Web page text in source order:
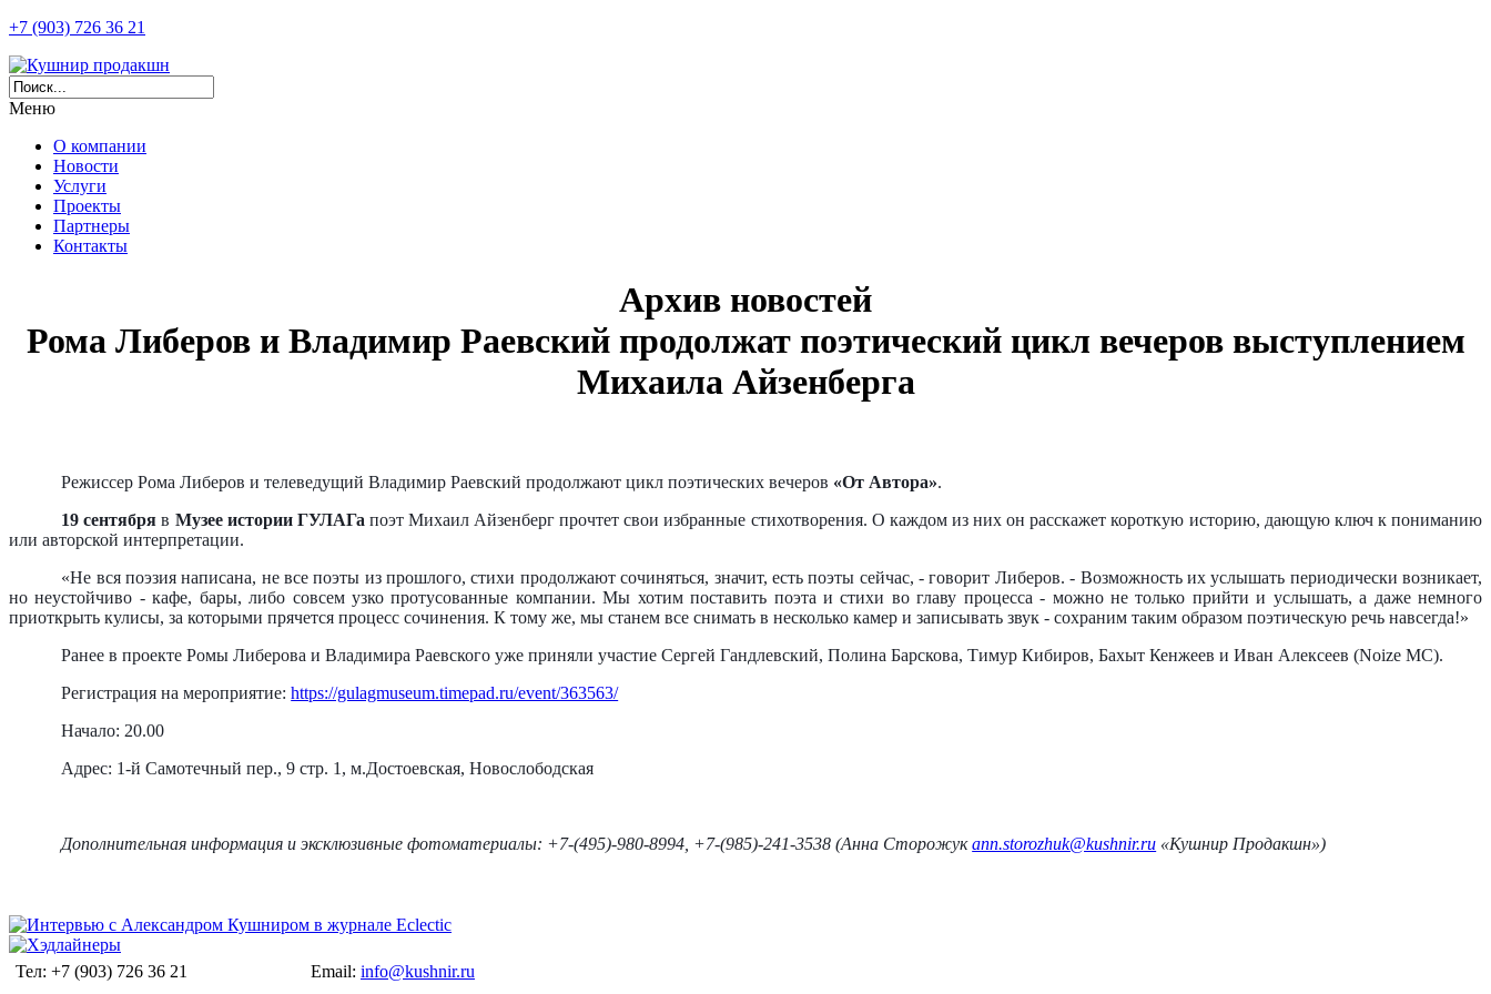
+7 (903) 726 36 21
Меню
О компании
Новости
Услуги
Проекты
Партнеры
Контакты
Архив новостей
Рома Либеров и Владимир Раевский продолжат поэтический цикл вечеров выступлением
Михаила Айзенберга
Режиссер Рома Либеров и телеведущий Владимир Раевский продолжают цикл поэтических вечеров «От Автора».
19 сентября в Музее истории ГУЛАГа поэт Михаил Айзенберг прочтет свои избранные стихотворения. О каждом из них он расскажет короткую историю, дающую ключ к пониманию
или авторской интерпретации.
«Не вся поэзия написана, не все поэты из прошлого, стихи продолжают сочиняться, значит, есть поэты сейчас, - говорит Либеров. - Возможность их услышать периодически возникает,
но неустойчиво - кафе, бары, либо совсем узко протусованные компании. Мы хотим поставить поэта и стихи во главу процесса - можно не только прийти и услышать, а даже немного
приоткрыть кулисы, за которыми прячется процесс сочинения. К тому же, мы станем все снимать в несколько камер и записывать звук - сохраним таким образом поэтическую речь навсегда!»
Ранее в проекте Ромы Либерова и Владимира Раевского уже приняли участие Сергей Гандлевский, Полина Барскова, Тимур Кибиров, Бахыт Кенжеев и Иван Алексеев (Noize MC).
Регистрация на мероприятие:https://gulagmuseum.timepad.ru/event/363563/
Начало: 20.00
Адрес: 1-й Самотечный пер., 9 стр. 1, м.Достоевская, Новослободская
Дополнительная информация и эксклюзивные фотоматериалы: +7-(495)-980-8994, +7-(985)-241-3538 (Анна Сторожукann.storozhuk@kushnir.ru «Кушнир Продакшн»)
Тел: +7 (903) 726 36 21 Email: info@kushnir.ru